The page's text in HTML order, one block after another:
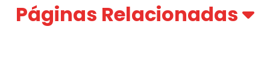
Páginas Relacionadas